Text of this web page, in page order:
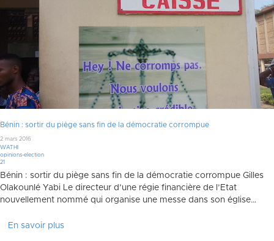
Bénin : sortir du piège sans fin de la démocratie corrompue
2 mars 2016
WATHI
opinions-election
21
Bénin : sortir du piège sans fin de la démocratie corrompue Gilles
Olakounlé Yabi Le directeur d’une régie financière de l’Etat
nouvellement nommé qui organise une messe dans son église…
En savoir plus